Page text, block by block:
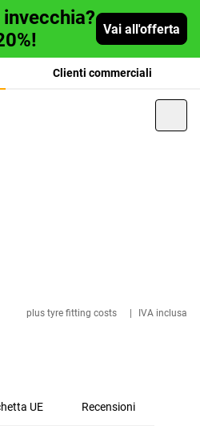
Vai all'offerta
Clienti commerciali
plus tyre fitting costs IVA inclusa
UE Recensioni